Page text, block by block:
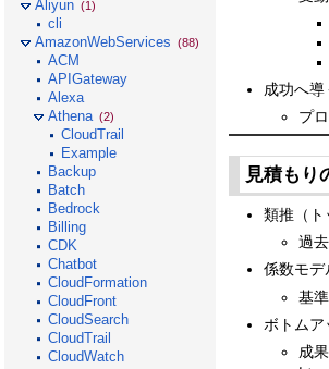
成功へ導
プ
見積もり
類推（ト
過
係数モデ
基
ボトムア
成
Aliyun (1)
cli
AmazonWebServices (88)
ACM
APIGateway
Alexa
Athena (2)
CloudTrail
Example
Backup
Batch
Bedrock
Billing
CDK
Chatbot
CloudFormation
CloudFront
CloudSearch
CloudTrail
CloudWatch